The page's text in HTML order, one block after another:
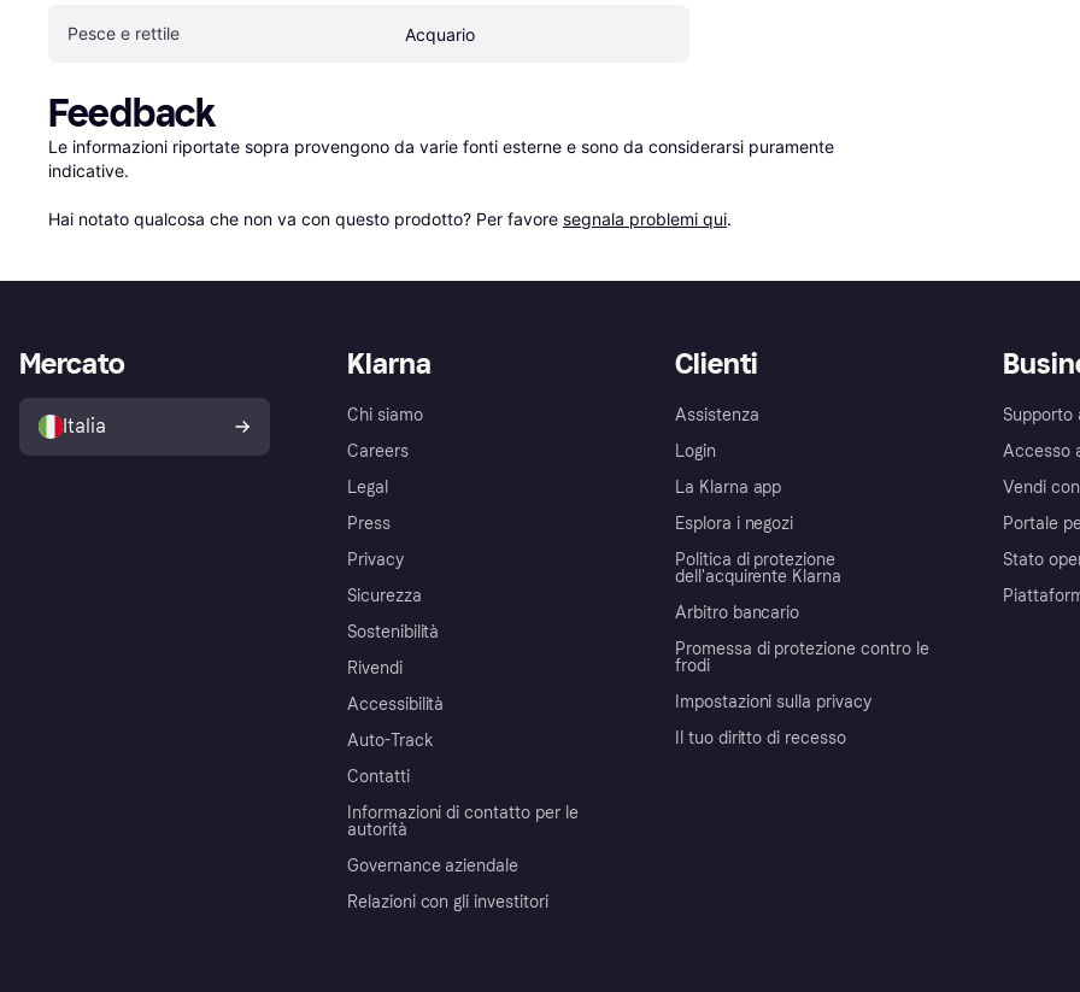
Pesce e rettile Acquario
Feedback
Le informazioni riportate sopra provengono da varie fonti esterne e sono da considerarsi puramente
indicative.
Hai notato qualcosa che non va con questo prodotto? Per favore segnala problemi qui.
Klarna
Chi siamo
Careers
Legal
Press
Privacy
Sicurezza
Sostenibilità
Rivendi
Accessibilità
Auto-Track
Contatti
Informazioni di contatto per le
autorità
Governance aziendale
Relazioni con gli investitori
Clienti
Assistenza
Login
La Klarna app
Esplora i negozi
Politica di protezione
dell'acquirente Klarna
Arbitro bancario
Promessa di protezione contro le
frodi
Impostazioni sulla privacy
Il tuo diritto di recesso
Supporto
Accesso
Vendi
Portale
Stato
Mercato
Italia